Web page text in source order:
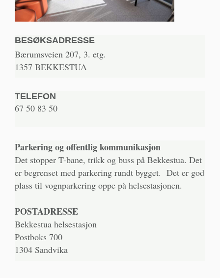
BESØKSADRESSE
Bærumsveien 207, 3. etg.
1357 BEKKESTUA
TELEFON
67 50 83 50
Parkering og offentlig kommunikasjon
Det stopper T-bane, trikk og buss på Bekkestua. Det
er begrenset med parkering rundt bygget. Det er god
plass til vognparkering oppe på helsestasjonen.
POSTADRESSE
Bekkestua helsestasjon
Postboks 700
1304 Sandvika